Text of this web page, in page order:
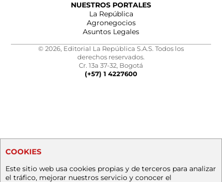
NUESTROS PORTALES
La República
Agronegocios
Asuntos Legales
© 2026, Editorial La República S.A.S. Todos los
derechos reservados.
Cr. 13a 37-32, Bogotá
(+57) 1 4227600
COOKIES
Este sitio web usa cookies propias y de terceros para analizar
el tráfico, mejorar nuestros servicio y conocer el